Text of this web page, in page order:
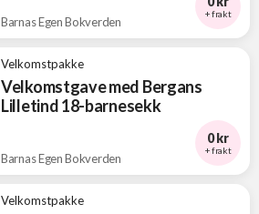
Barnas Egen Bokverden
+ frakt
Velkomstpakke
Velkomstgave med Bergans
Lilletind 18-barnesekk
Barnas Egen Bokverden
0 kr
+ frakt
Velkomstpakke